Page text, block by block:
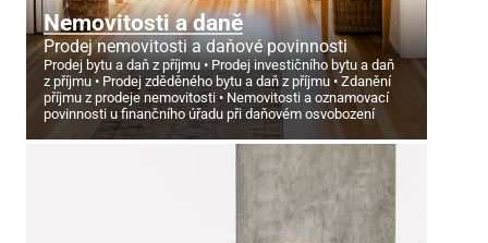
Nemovitosti a daně
Prodej nemovitosti a daňové povinnosti
Prodej bytu a daň z příjmu
Prodej investičního bytu a daň
z příjmu
Prodej zděděného bytu a daň z příjmu
Zdanění
příjmu z prodeje nemovitosti
Nemovitosti a oznamovací
povinnosti u finančního úřadu při daňovém osvobození